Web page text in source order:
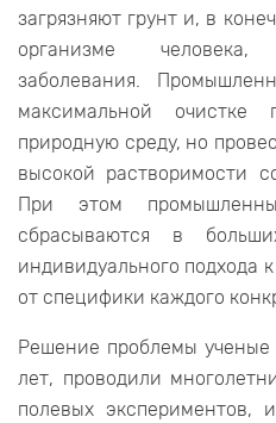
загрязняют грунт и, в
организме
заболевания.
максимальной очистке
природную среду, но
высокой растворимости
При этом
сбрасываются в
индивидуального подхода
от специфики каждого
Решение проблемы
лет, проводили
полевых экспериментов,